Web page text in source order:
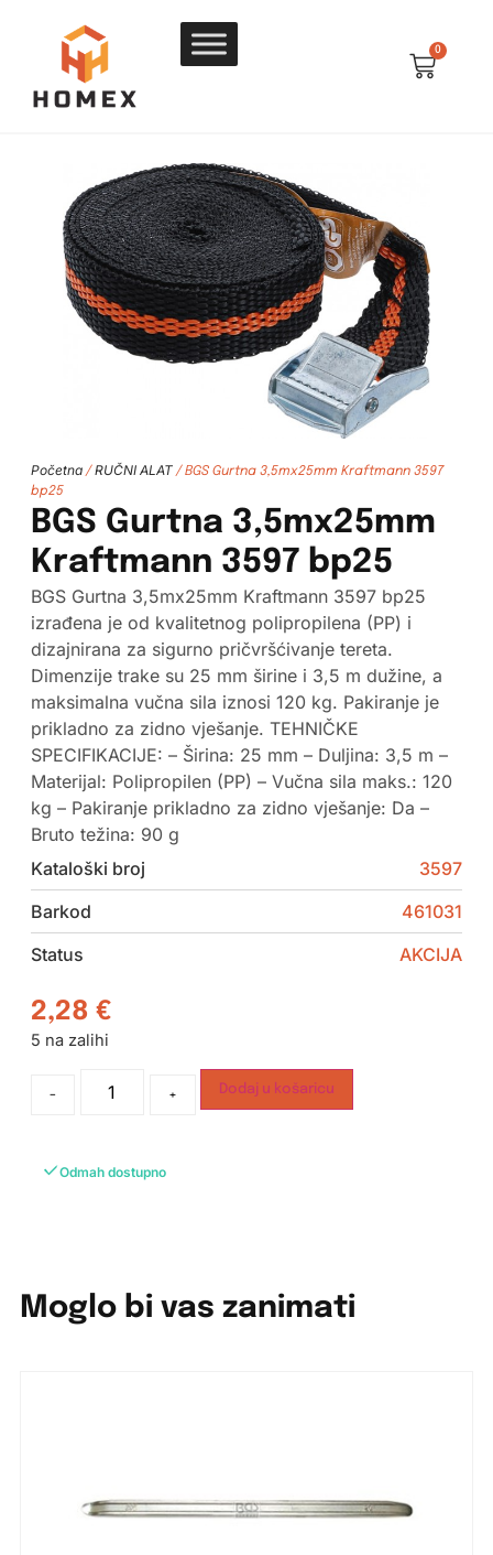
0
Početna/ RUČNI ALAT/ BGS Gurtna 3,5mx25mm Kraftmann 3597
bp25
BGS Gurtna 3,5mx25mm
Kraftmann 3597 bp25
BGS Gurtna 3,5mx25mm Kraftmann 3597 bp25
izrađena je od kvalitetnog polipropilena (PP) i
dizajnirana za sigurno pričvršćivanje tereta.
Dimenzije trake su 25 mm širine i 3,5 m dužine, a
maksimalna vučna sila iznosi 120 kg. Pakiranje je
prikladno za zidno vješanje. TEHNIČKE
SPECIFIKACIJE: – Širina: 25 mm – Duljina: 3,5 m –
Materijal: Polipropilen (PP) – Vučna sila maks.: 120
kg – Pakiranje prikladno za zidno vješanje: Da –
Bruto težina: 90 g
Kataloški broj
3597
Barkod
461031
Status
AKCIJA
2,28 €
5 na zalihi
- + Dodaj u košaricu
Odmah dostupno
Moglo bi vas zanimati